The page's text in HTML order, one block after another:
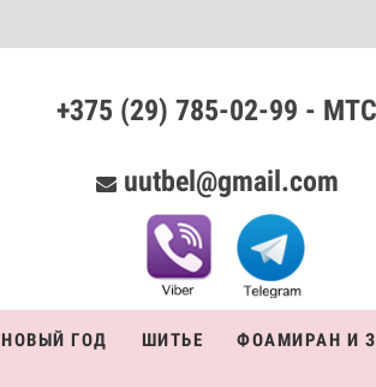
+375 (29) 785-02-99 - МТС
uutbel@gmail.com
НОВЫЙ ГОД ШИТЬЕ ФОАМИРАН И